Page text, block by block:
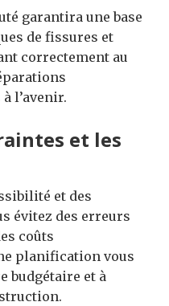
garantira une base
de fissures et
correctement au
l’avenir.
et les
et des
évitez des erreurs
coûts
planification vous
budgétaire et à